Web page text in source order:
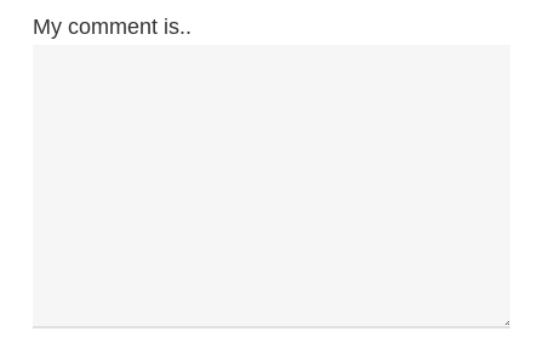
My comment is..